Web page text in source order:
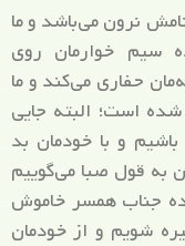
نرون می‌باشد و ما
سیم خوارمان روی
حفاری می‌کند و ما
است؛ البته جایی
و با خودمان بد
به قول صبا می‌گوییم
جناب همسر خاموش
شویم و از خودمان